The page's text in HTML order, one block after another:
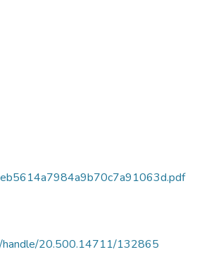
handle/20.500.14711/132865